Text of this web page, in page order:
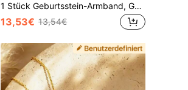
1 Stück Geburtsstein-Armband, Geburtsstein-Namen-Armband, personalisiertes Geburtsstein-Armband, personalisiertes Namen-Armband, personalisiertes Initialen-Armband, 18k vergoldeter Schmuck, kommt mit exquisiter Geschenkbox, Silvestergeschenk, Geburtstagsgeschenk, Valentinstagsgeschenk, Jahrestagsgeschenk
13,53€ 13,54€